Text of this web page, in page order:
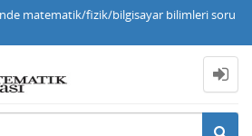
matematik/fizik/bilgisayar bilimleri soru